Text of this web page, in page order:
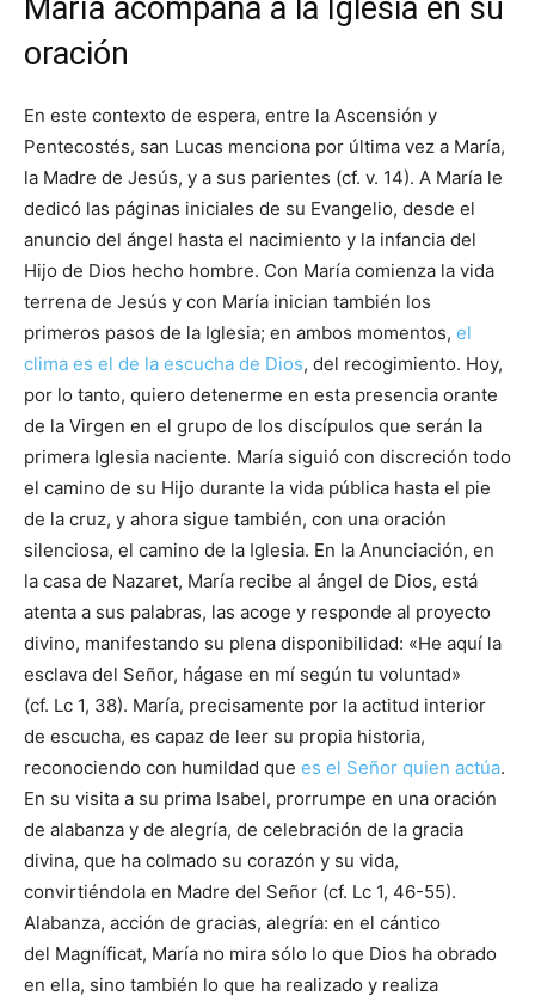
María acompaña a la Iglesia en su
oración
En este contexto de espera, entre la Ascensión y
Pentecostés, san Lucas menciona por última vez a María,
la Madre de Jesús, y a sus parientes (cf. v. 14). A María le
dedicó las páginas iniciales de su Evangelio, desde el
anuncio del ángel hasta el nacimiento y la infancia del
Hijo de Dios hecho hombre. Con María comienza la vida
terrena de Jesús y con María inician también los
primeros pasos de la Iglesia; en ambos momentos, el
clima es el de la escucha de Dios, del recogimiento. Hoy,
por lo tanto, quiero detenerme en esta presencia orante
de la Virgen en el grupo de los discípulos que serán la
primera Iglesia naciente. María siguió con discreción todo
el camino de su Hijo durante la vida pública hasta el pie
de la cruz, y ahora sigue también, con una oración
silenciosa, el camino de la Iglesia. En la Anunciación, en
la casa de Nazaret, María recibe al ángel de Dios, está
atenta a sus palabras, las acoge y responde al proyecto
divino, manifestando su plena disponibilidad: «He aquí la
esclava del Señor, hágase en mí según tu voluntad»
(cf. Lc 1, 38). María, precisamente por la actitud interior
de escucha, es capaz de leer su propia historia,
reconociendo con humildad que es el Señor quien actúa.
En su visita a su prima Isabel, prorrumpe en una oración
de alabanza y de alegría, de celebración de la gracia
divina, que ha colmado su corazón y su vida,
convirtiéndola en Madre del Señor (cf. Lc 1, 46-55).
Alabanza, acción de gracias, alegría: en el cántico
del Magníficat, María no mira sólo lo que Dios ha obrado
en ella, sino también lo que ha realizado y realiza